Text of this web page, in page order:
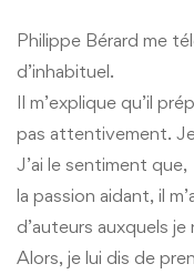
Philippe Bérard me
d’inhabituel.
Il m’explique qu’il
pas attentivement.
J’ai le sentiment que,
la passion aidant, il
d’auteurs auxquels
Alors, je lui dis de